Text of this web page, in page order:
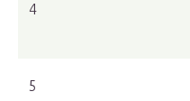
4
5